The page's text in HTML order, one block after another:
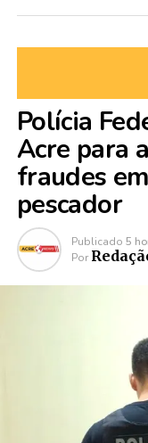
Polícia
Acre para
fraudes
pescador
Publicado 5
Por